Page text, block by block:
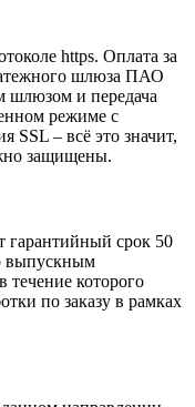
https. Оплата за
шлюза ПАО
и передача
режиме с
SSL – всё это значит,
защищены.
гарантийный срок 50
выпускным
которого
по заказу в рамках